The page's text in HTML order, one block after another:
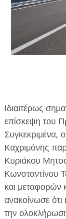
ΚΑΙ ΕΛΛΑΔΑ
ΥΓΕΙΑ-
ΔΙΕΘΝΗ
ΕΦΗΜΕΡΙΔΑ Η
ΠΛΗΡΟΦΟΡΙΕΣ
Ιδιαιτέρως
επίσκεψη του
Συγκεκριμένα,
Καχριμάνης
Κυριάκου
Κωνσταντίνου
και μεταφορών
ανακοίνωσε
την